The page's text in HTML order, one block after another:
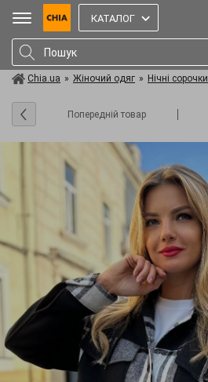
КАТАЛОГ
Chia.ua » Жіночий одяг » Нічні сорочки
Попередній товар